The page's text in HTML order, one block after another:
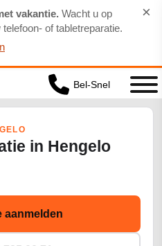
vakantie. Wacht u op
telefoon- of tabletreparatie.
×
Bel-Snel
in Hengelo
aanmelden